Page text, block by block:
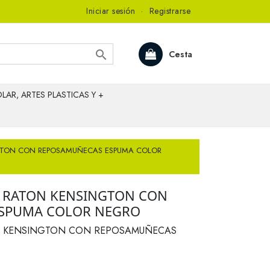
Iniciar sesión · Registrarse
Cesta

ARTES PLASTICAS Y +
CON REPOSAMUÑECAS ESPUMA COLOR
KENSINGTON CON
COLOR NEGRO
CON REPOSAMUÑECAS